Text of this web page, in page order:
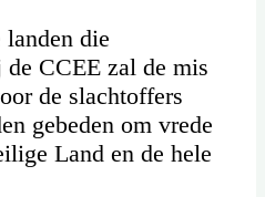
die
CCEE zal de mis
de slachtoffers
gebeden om vrede
Land en de hele